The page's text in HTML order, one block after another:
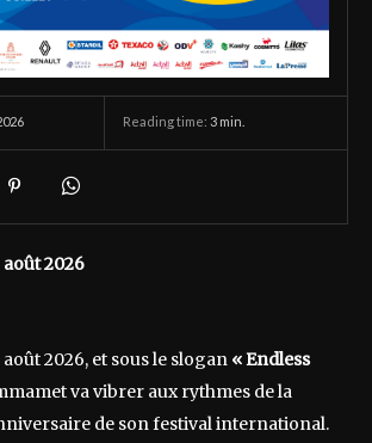
Reading time: 3 min.
août 2026
août 2026, et sous le slogan « Endless
va vibrer aux rythmes de la
de son festival international.